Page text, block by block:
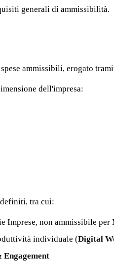
generali di ammissibilità.
ammissibili, erogato
dell'impresa:
tra cui:
Imprese, non ammissibile per
individuale (Digital